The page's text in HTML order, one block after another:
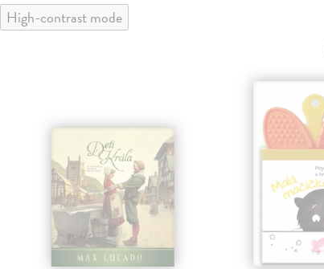
High-contrast mode